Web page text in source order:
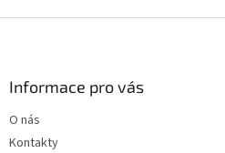
Informace pro vás
O nás
Kontakty